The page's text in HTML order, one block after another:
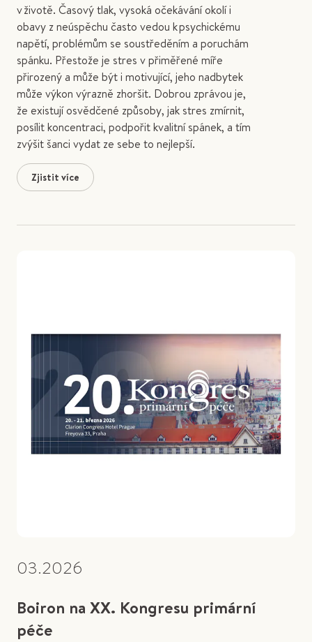
v životě. Časový tlak, vysoká očekávání okolí i
obavy z neúspěchu často vedou k psychickému
napětí, problémům se soustředěním a poruchám
spánku. Přestože je stres v přiměřené míře
přirozený a může být i motivující, jeho nadbytek
může výkon výrazně zhoršit. Dobrou zprávou je,
že existují osvědčené způsoby, jak stres zmírnit,
posílit koncentraci, podpořit kvalitní spánek, a tím
zvýšit šanci vydat ze sebe to nejlepší.
Zjistit více
03.2026
Boiron na XX. Kongresu primární
péče